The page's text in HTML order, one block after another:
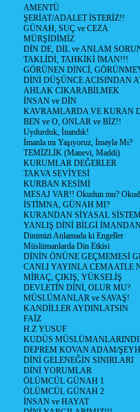
AMENTÜ
ŞERİAT/ADALET İSTERİZ!!
GÜNAH, SUÇ ve CEZA
MÜRŞİDİMİZ
DİN DE, DİL ve ANLAM
TAKLİDİ, TAHKİKİ İMAN!!!
GÖRÜNEN DİNCİ,
DİNİ DÜŞÜNCE ACISINDAN
AHLAK CIKARABİLMEK
İNSAN ve DİN
KAVRAMLARDA VE KURAN
BEN ve O, ONLAR ve BİZ!!
Uydurduk, İnandık!
İmanla mı Yaşıyoruz, İmayla Mı?
TEMİZLİK (Manevi, Maddi)
KURUMLAR DEĞERLER
TAKVA SEVİYESİ
KURBAN KESİMİ
MESAJ VAR!! Okudun mu?
İSTİMNA, GÜNAH MI?
KURANDAN SİYASAL
YANLIŞ DİNİ BİLGİ
Dinimizi Anlamada ki Engeller
Müslümanlarda Din Etkisi
DİNİN ÖNÜNE GEÇMEMESİ
CANLI YAYINLA CEMAATLE
MİRAÇ, ÇIKIŞ, YÜKSELİŞ
DEVLETİN DİNİ, OLUR MU?
MÜSLÜMANLAR ve SAVAŞ!
KANDİLLER AYDINLATSIN
FAİZ
H.Z YUSUF
KUDÜS
DEPREM KOVAN ADAM/ŞEYH
DİNİ GELENEĞİN SINIRLARI
DİNİ YORUMLAR
ÖLÜMCÜL GÜNAH 1
ÖLÜMCÜL GÜNAH 2
İNSAN ve HAYAT